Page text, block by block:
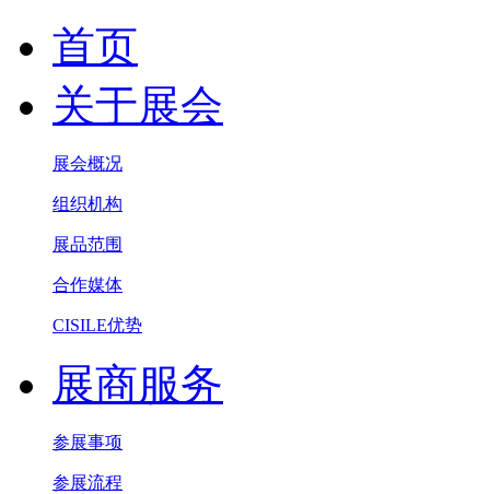
首页
关于展会
展会概况
组织机构
展品范围
合作媒体
CISILE优势
展商服务
参展事项
参展流程